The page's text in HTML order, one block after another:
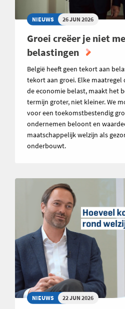
NIEUWS 26 JUN 2026
Groei creëer je niet
belastingen
België heeft geen tekort aan
tekort aan groei. Elke maatregel
de economie belast, maakt het
termijn groter, niet kleiner. We
voor een toekomstbestendig
ondernemen beloont en
maatschappelijk welzijn als
onderbouwt.
NIEUWS 22 JUN 2026